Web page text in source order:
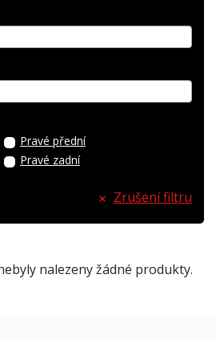
Pravé přední
Pravé zadní
Zrušení filtru
nalezeny žádné produkty.